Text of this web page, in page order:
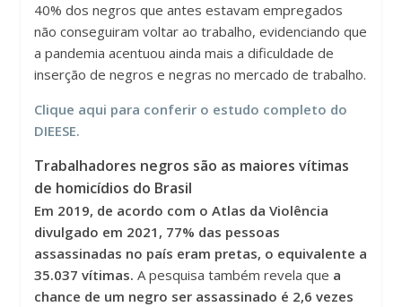
40% dos negros que antes estavam empregados
não conseguiram voltar ao trabalho, evidenciando que
a pandemia acentuou ainda mais a dificuldade de
inserção de negros e negras no mercado de trabalho.
Clique aqui para conferir o estudo completo do
DIEESE.
Trabalhadores negros são as maiores vítimas
de homicídios do Brasil
Em 2019, de acordo com o Atlas da Violência
divulgado em 2021, 77% das pessoas
assassinadas no país eram pretas, o equivalente a
35.037 vítimas. A pesquisa também revela que a
chance de um negro ser assassinado é 2,6 vezes